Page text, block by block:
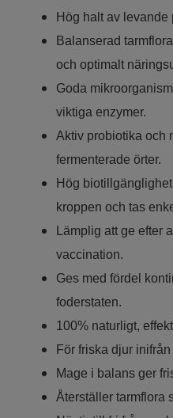
Hög halt av levande
Balanserad
och optimalt
Goda
viktiga enzymer.
Aktiv probiotika och
fermenterade örter.
Hög
kroppen och tas
Lämplig att ge efter
vaccination.
Ges med fördel
foderstaten.
100% naturligt,
För friska djur inifrån
Mage i balans ger
Återställer tarmflora